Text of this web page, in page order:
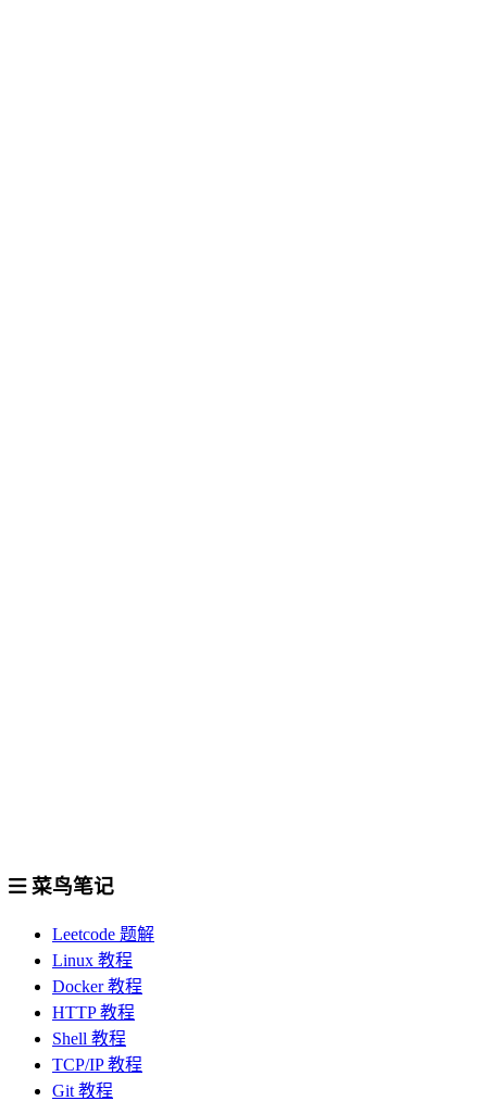
菜鸟笔记
Leetcode 题解
Linux 教程
Docker 教程
HTTP 教程
Shell 教程
TCP/IP 教程
Git 教程